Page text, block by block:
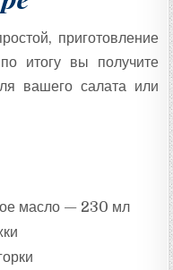
приготовление
итогу вы получите
вашего салата или
масло — 230 мл